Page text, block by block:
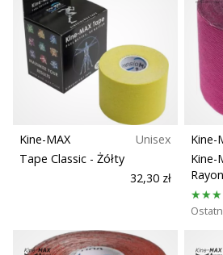
Kine-MAX
Unisex
Tape Classic - Żółty
32,30 zł
Kine-
Kine-
Rayon